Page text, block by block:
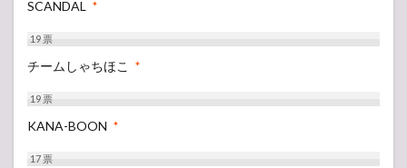
SCANDAL *
19票
チームしゃちほこ *
19票
KANA-BOON *
17票